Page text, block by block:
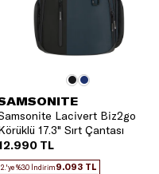
Lacivert Biz2go
17.3" Sırt Çantası
TL
2.'ye %30 İndirim9.093 TL